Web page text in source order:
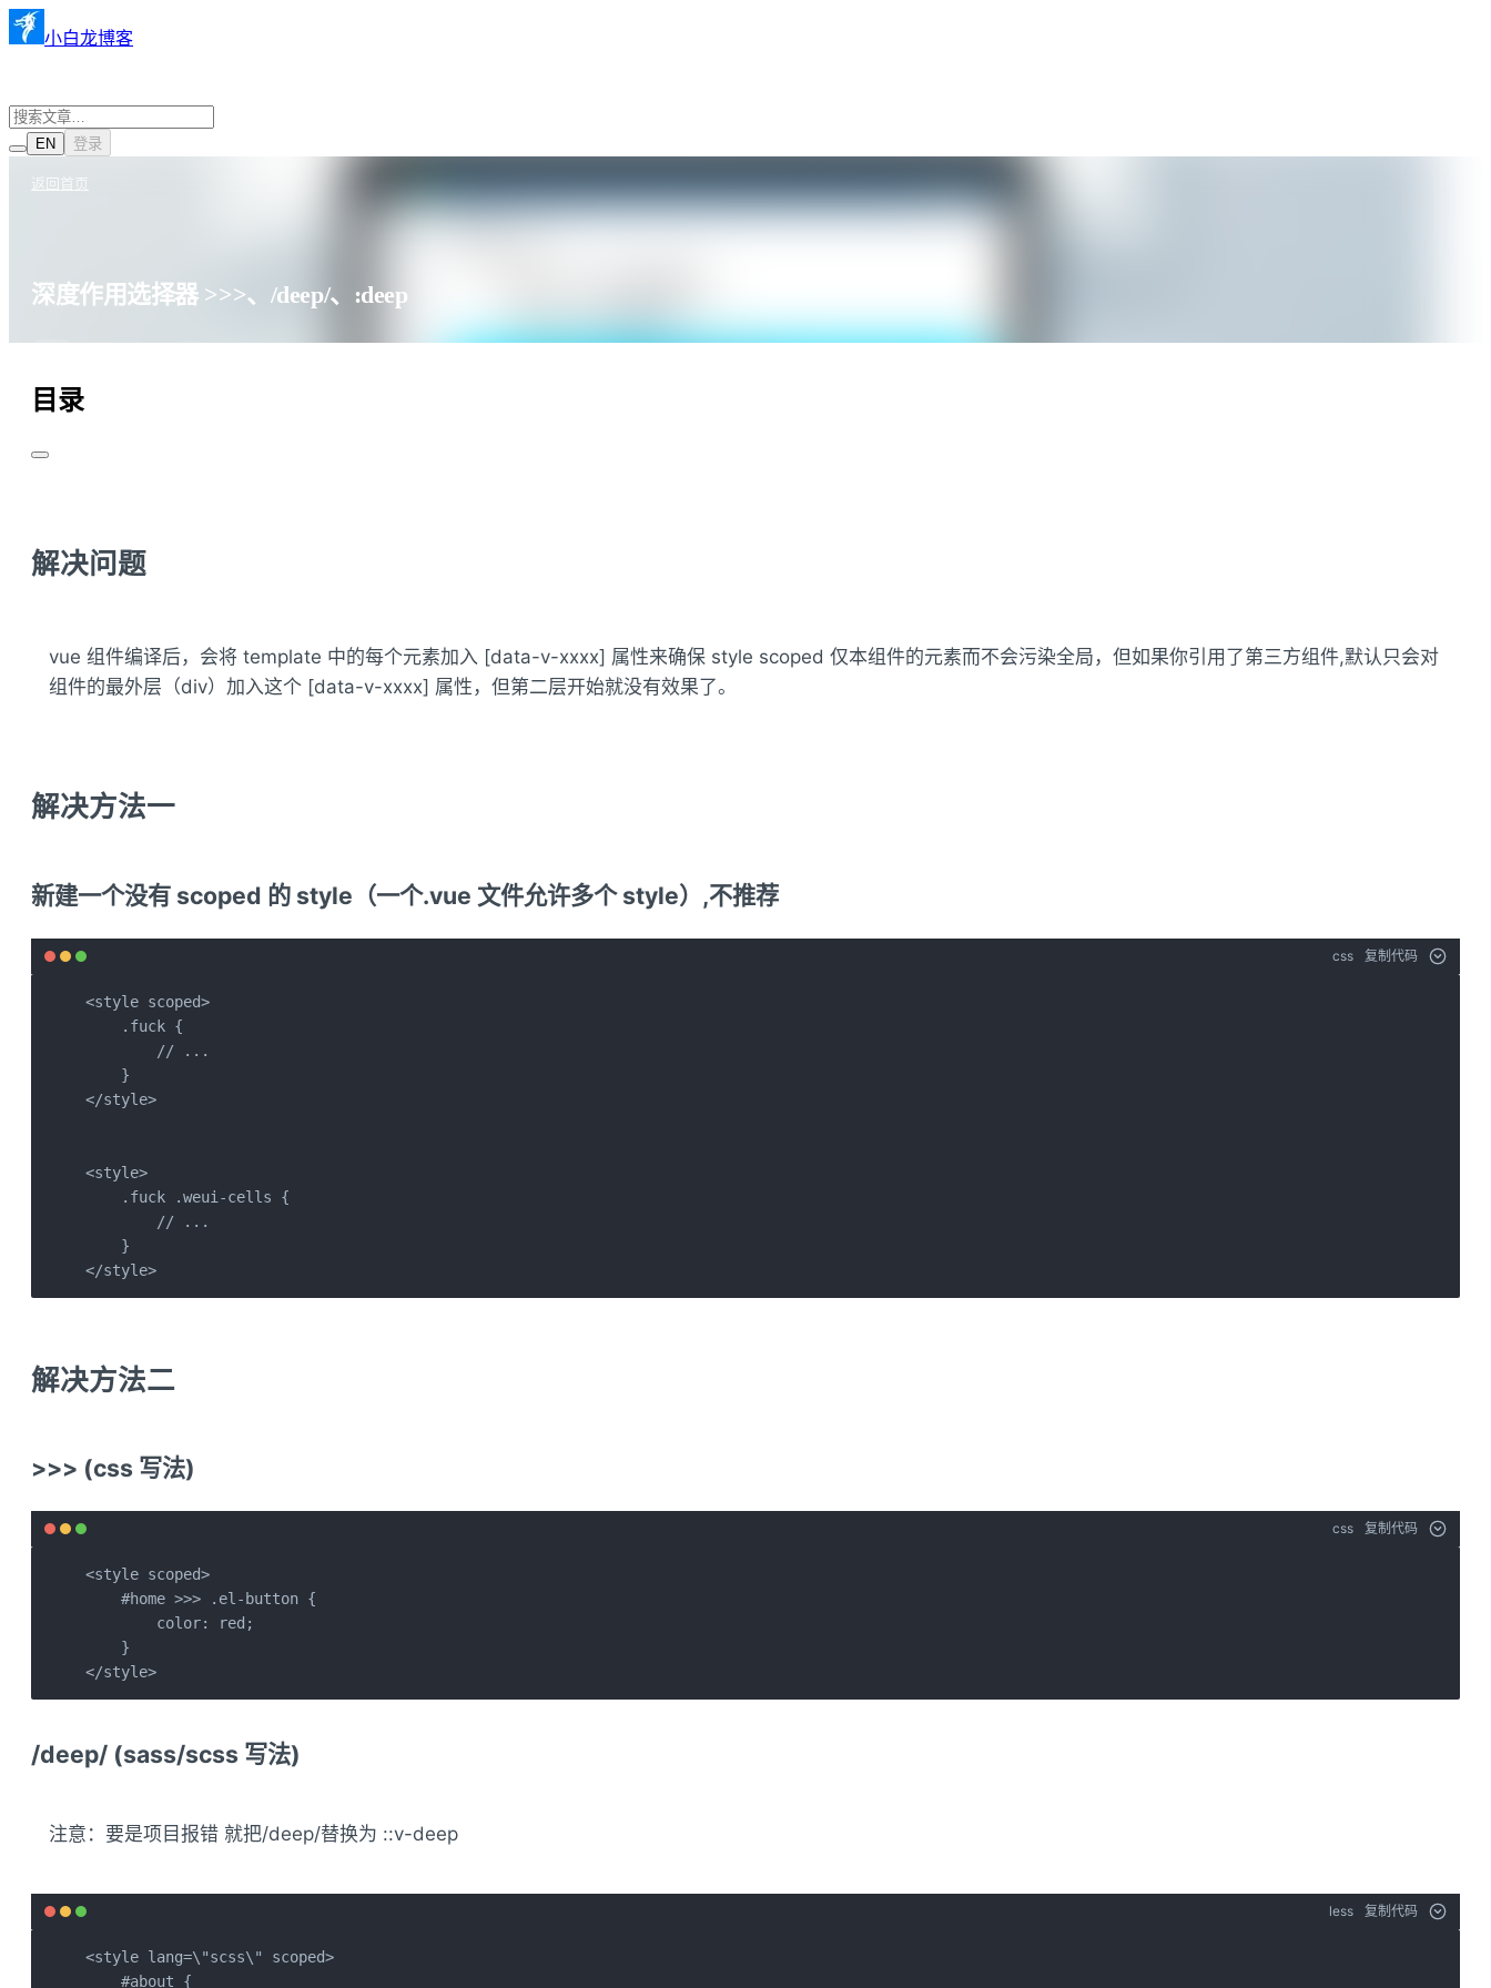
小白龙博客
EN 登录
返回首页
深度作用选择器 >>>、/deep/、:deep
目录
解决问题
vue 组件编译后，会将 template 中的每个元素加入 [data-v-xxxx] 属性来确保 style scoped 仅本组件的元素而不会污染全局，但如果你引用了第三方组件,默认只会对
组件的最外层（div）加入这个 [data-v-xxxx] 属性，但第二层开始就没有效果了。
解决方法一
新建一个没有 scoped 的 style（一个.vue 文件允许多个 style）,不推荐
css 复制代码
<style scoped>
    .fuck {
        // ...
    }
</style>
<style>
    .fuck .weui-cells {
        // ...
    }
</style>
解决方法二
>>> (css 写法)
css 复制代码
<style scoped>
    #home >>> .el-button {
        color: red;
    }
</style>
/deep/ (sass/scss 写法)
注意：要是项目报错 就把/deep/替换为 ::v-deep
less 复制代码
<style lang=\"scss\" scoped>
    #about {